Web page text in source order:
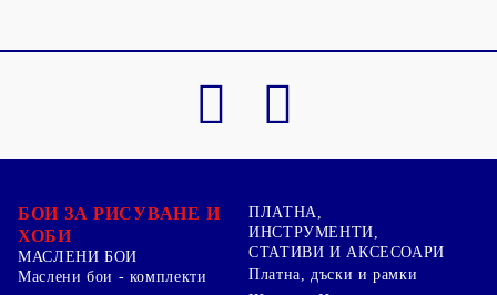
БОИ ЗА РИСУВАНЕ И
ХОБИ
МАСЛЕНИ БОИ
Маслени бои - комплекти
ПЛАТНА,
ИНСТРУМЕНТИ,
СТАТИВИ И АКСЕСОАРИ
Платна, дъски и рамки